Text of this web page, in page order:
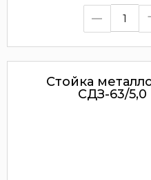
–
Стойка
СДЗ-63/5,0